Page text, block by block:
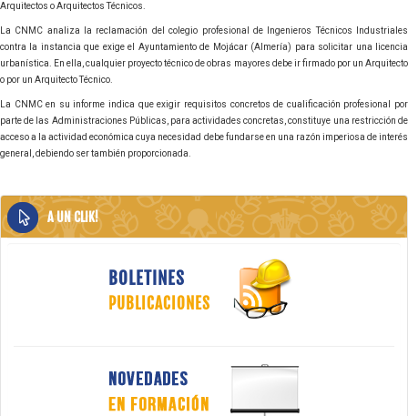
Arquitectos o Arquitectos Técnicos.
La CNMC analiza la reclamación del colegio profesional de Ingenieros Técnicos Industriales
contra la instancia que exige el Ayuntamiento de Mojácar (Almería) para solicitar una licencia
urbanística. En ella, cualquier proyecto técnico de obras mayores debe ir firmado por un Arquitecto
o por un Arquitecto Técnico.
La CNMC en su informe indica que exigir requisitos concretos de cualificación profesional por
parte de las Administraciones Públicas, para actividades concretas, constituye una restricción de
acceso a la actividad económica cuya necesidad debe fundarse en una razón imperiosa de interés
general, debiendo ser también proporcionada.
A UN CLIK!